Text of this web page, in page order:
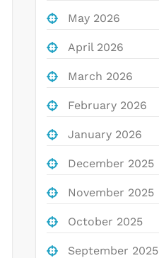
May 2026
April 2026
March 2026
February 2026
January 2026
December 2025
November 2025
October 2025
September 2025